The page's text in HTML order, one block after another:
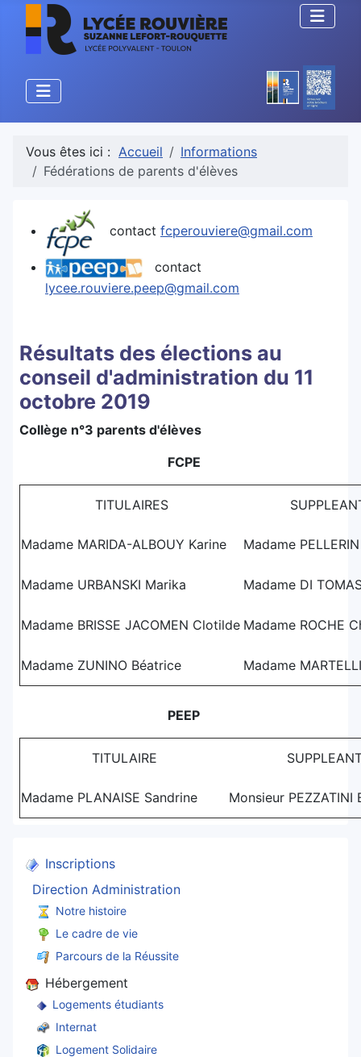
Vous êtes ici : Accueil
Informations
Fédérations de parents d'élèves
contact fcperouviere@gmail.com
contact
lycee.rouviere.peep@gmail.com
Résultats des élections au
conseil d'administration du 11
octobre 2019
Collège n°3 parents d'élèves
FCPE
TITULAIRES
Madame MARIDA-ALBOUY Karine Madame
Madame URBANSKI Marika Madame DI
Madame BRISSE JACOMEN Clotilde Madame ROCHE
Madame ZUNINO Béatrice Madame
PEEP
TITULAIRE
Madame PLANAISE Sandrine Monsieur PEZZATINI
Inscriptions
Direction Administration
Notre histoire
Le cadre de vie
Parcours de la Réussite
Hébergement
Logements étudiants
Internat
Logement Solidaire